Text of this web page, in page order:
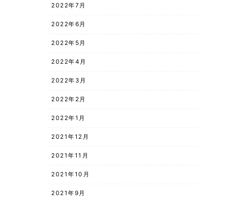
2022年7月
2022年6月
2022年5月
2022年4月
2022年3月
2022年2月
2022年1月
2021年12月
2021年11月
2021年10月
2021年9月